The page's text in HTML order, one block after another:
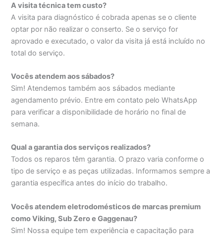
A visita técnica tem custo?
A visita para diagnóstico é cobrada apenas se o cliente
optar por não realizar o conserto. Se o serviço for
aprovado e executado, o valor da visita já está incluído no
total do serviço.
Vocês atendem aos sábados?
Sim! Atendemos também aos sábados mediante
agendamento prévio. Entre em contato pelo WhatsApp
para verificar a disponibilidade de horário no final de
semana.
Qual a garantia dos serviços realizados?
Todos os reparos têm garantia. O prazo varia conforme o
tipo de serviço e as peças utilizadas. Informamos sempre a
garantia específica antes do início do trabalho.
Vocês atendem eletrodomésticos de marcas premium
como Viking, Sub Zero e Gaggenau?
Sim! Nossa equipe tem experiência e capacitação para